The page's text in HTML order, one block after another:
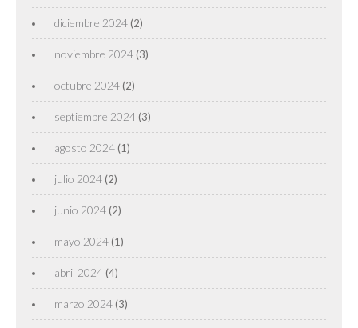
diciembre 2024 (2)
noviembre 2024 (3)
octubre 2024 (2)
septiembre 2024 (3)
agosto 2024 (1)
julio 2024 (2)
junio 2024 (2)
mayo 2024 (1)
abril 2024 (4)
marzo 2024 (3)